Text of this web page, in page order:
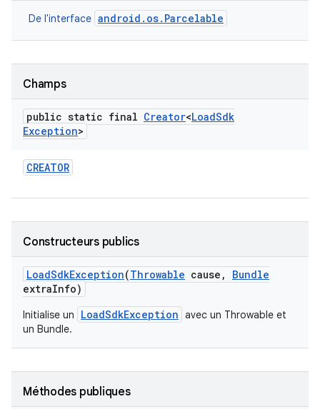
De l'interface android.os.Parcelable
Champs
public static final Creator<LoadSdk
Exception>
CREATOR
Constructeurs publics
LoadSdkException(Throwable cause ,
Bundle
extraInfo)
Initialise un LoadSdkException avec un Throwable et
un Bundle.
Méthodes publiques